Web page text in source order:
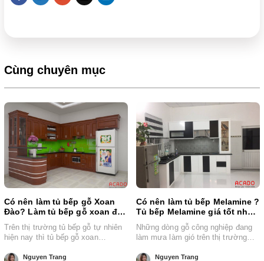
Cùng chuyên mục
Có nên làm tủ bếp gỗ Xoan
Đào? Làm tủ bếp gỗ xoan đào
giá bao nhiêu?
Trên thị trường tủ bếp gỗ tự nhiên
hiện nay thì tủ bếp gỗ xoan
Nguyen Trang
Có nên làm tủ bếp Melamine ?
Tủ bếp Melamine giá tốt nhất
tại Acado
Những dòng gỗ công nghiệp đang
làm mưa làm gió trên thị trường
Nguyen Trang